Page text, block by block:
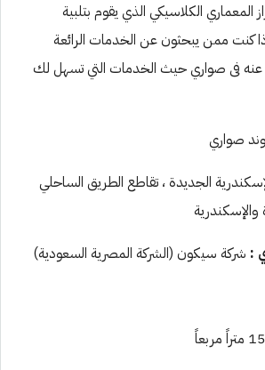
الكلاسيكي الذي يقوم بتلبية
كنت ممن يبحثون عن الخدمات الرائعة
فى صواري حيث الخدمات التي تسهل لك
صواري
الجديدة ، تقاطع الطريق الساحلي
والإسكندرية
: شركة سيكون (الشركة المصرية السعودية)